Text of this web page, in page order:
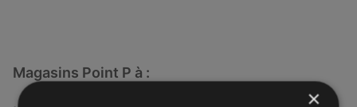
Magasins Point P à :
×